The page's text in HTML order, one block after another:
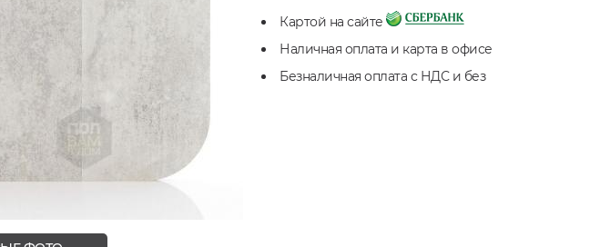
Картой на сайте
Наличная оплата и карта в офисе
Безналичная оплата с НДС и без